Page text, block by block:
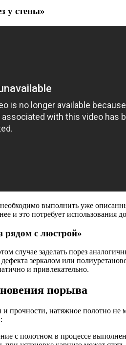
у стены»
необходимо выполнить уже
и это потребует использования
рядом с люстрой»
случае заделать порез
зеркалом или
и привлекательно.
порыва
прочности, натяжное полотно не
с полотном в процессе